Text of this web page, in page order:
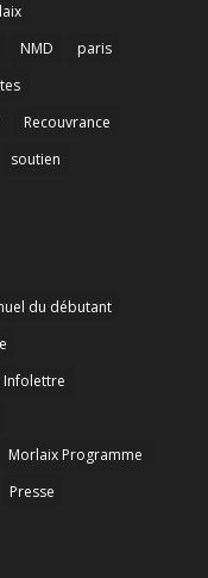
NMD
paris
Recouvrance
soutien
du débutant
Infolettre
Morlaix Programme
Presse